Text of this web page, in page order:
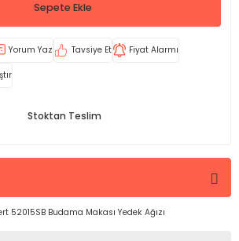
Sepete Ekle
Yorum Yaz Tavsiye Et Fiyat Alarmı
Stoktan Teslim
52015SB Budama Makası Yedek Ağızı